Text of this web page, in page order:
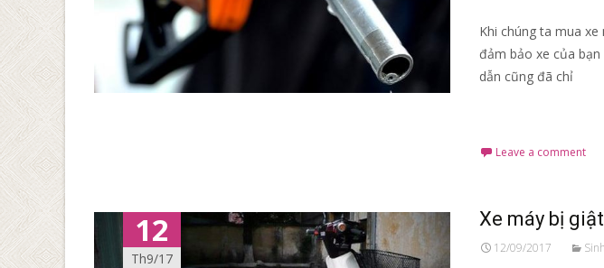
Khi chúng ta mua
đảm bảo xe của
dẫn cũng đã chỉ
Leave a comment
12
Th9/17
Xe máy bị
12/09/2017